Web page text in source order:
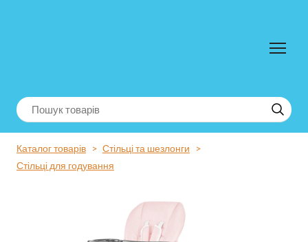
Каталог товарів
Стільці та шезлонги
Стільці для годування